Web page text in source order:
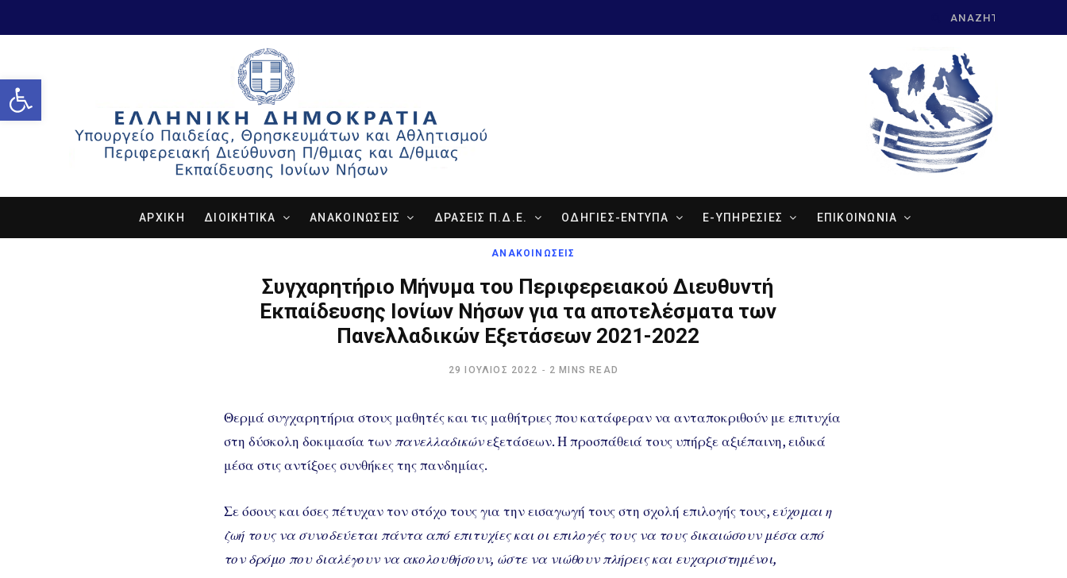
Open toolbar
Search
ΑΡΧΙΚΗ ΔΙΟΙΚΗΤΙΚΑ ΑΝΑΚΟΙΝΩΣΕΙΣ ΔΡΑΣΕΙΣ Π.Δ.Ε. ΟΔΗΓΙΕΣ-ΕΝΤΥΠΑ E-ΥΠΗΡΕΣΙΕΣ ΕΠΙΚΟΙΝΩΝΙΑ
ΑΝΑΚΟΙΝΩΣΕΙΣ
Συγχαρητήριο Μήνυμα του Περιφερειακού Διευθυντή
Εκπαίδευσης Ιονίων Νήσων για τα αποτελέσματα των
Πανελλαδικών Εξετάσεων 2021-2022
29 ΙΟΎΛΙΟΣ 2022 2 MINS READ
Θερμά συγχαρητήρια στους μαθητές και τις μαθήτριες που κατάφεραν να ανταποκριθούν με επιτυχία
στη δύσκολη δοκιμασία των πανελλαδικώνεξετάσεων. Η προσπάθειά τους υπήρξε αξιέπαινη, ειδικά
μέσα στις αντίξοες συνθήκες της πανδημίας.
Σε όσους και όσες πέτυχαν τον στόχο τους για την εισαγωγή τους στη σχολή επιλογής τους, εύχομαι η
ζωή τους να συνοδεύεται πάντα από επιτυχίες και οι επιλογές τους να τους δικαιώσουν μέσα από
τον δρόμο που διαλέγουν να ακολουθήσουν, ώστε να νιώθουν πλήρεις και ευχαριστημένοι,